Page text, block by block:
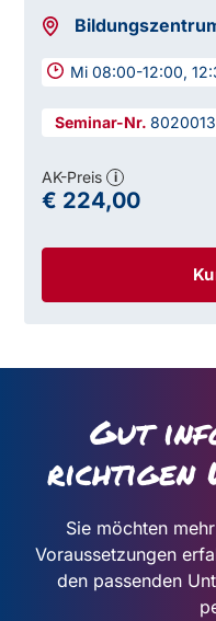
Mi 08:00-12:00,
AK-Preis i
€ 224,00
Gut
richtigen
Sie möchten
Voraussetzungen
den passenden